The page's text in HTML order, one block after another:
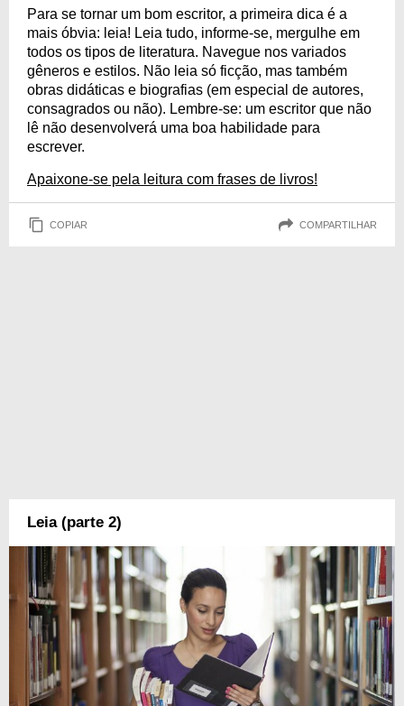
Para se tornar um bom escritor, a primeira dica é a
mais óbvia: leia! Leia tudo, informe-se, mergulhe em
todos os tipos de literatura. Navegue nos variados
gêneros e estilos. Não leia só ficção, mas também
obras didáticas e biografias (em especial de autores,
consagrados ou não). Lembre-se: um escritor que não
lê não desenvolverá uma boa habilidade para
escrever.
Apaixone-se pela leitura com frases de livros!
COPIAR COMPARTILHAR
Leia (parte 2)